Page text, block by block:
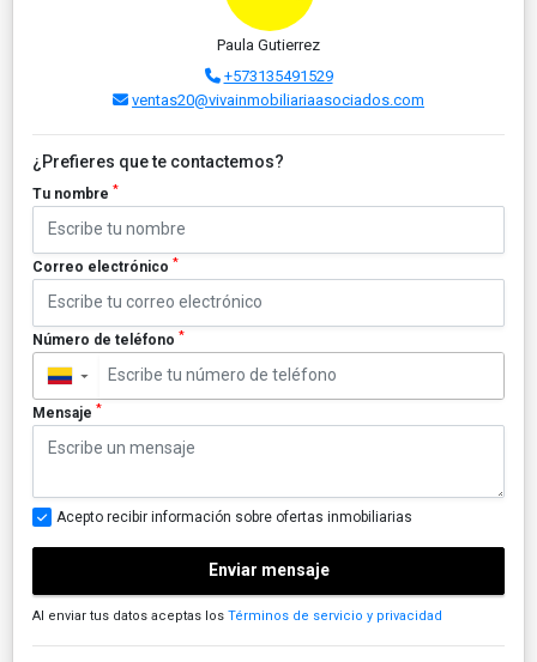
Paula Gutierrez
+573135491529
ventas20@vivainmobiliariaasociados.com
¿Prefieres que te contactemos?
Tu nombre *
Correo electrónico *
Número de teléfono *
▼
Mensaje *
Acepto recibir información sobre ofertas inmobiliarias
Enviar mensaje
Al enviar tus datos aceptas los Términos de servicio y privacidad